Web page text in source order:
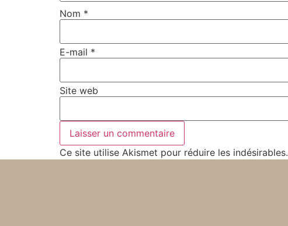
Nom *
E-mail *
Site web
Ce site utilise Akismet pour réduire les indésirables.